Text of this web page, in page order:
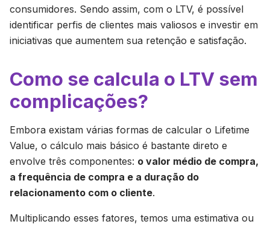
consumidores. Sendo assim, com o LTV, é possível
identificar perfis de clientes mais valiosos e investir em
iniciativas que aumentem sua retenção e satisfação.
Como se calcula o LTV sem
complicações?
Embora existam várias formas de calcular o Lifetime
Value, o cálculo mais básico é bastante direto e
envolve três componentes: o valor médio de compra,
a frequência de compra e a duração do
relacionamento com o cliente.
Multiplicando esses fatores, temos uma estimativa ou